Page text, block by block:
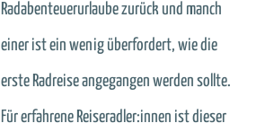
Radabenteuerurlaube zurück und manch
einer ist ein wenig überfordert, wie die
erste Radreise angegangen werden sollte.
Für erfahrene Reiseradler:innen ist dieser